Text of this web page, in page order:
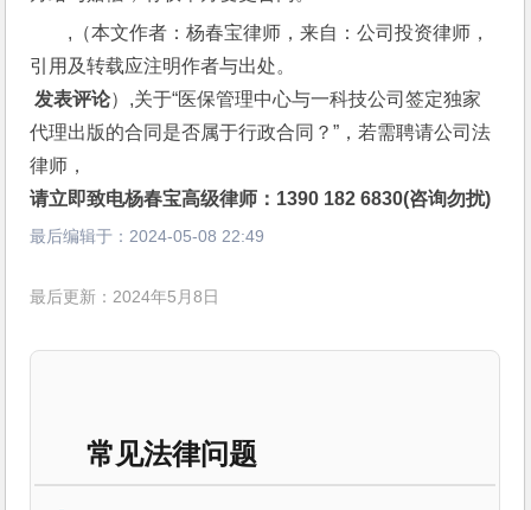
,（本文作者：杨春宝律师，来自：公司投资律师，
引用及转载应注明作者与出处。
发表评论）,关于“医保管理中心与一科技公司签定独家
代理出版的合同是否属于行政合同？”，若需聘请公司法
律师，
请立即致电杨春宝高级律师：1390 182 6830(咨询勿扰)
最后编辑于： 2024-05-08 22:49
最后更新：2024年5月8日
常见法律问题